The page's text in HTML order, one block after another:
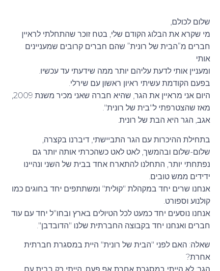
שלום לכולם,
מי שקרא את הבלוג הקודם שלי, בטח זוכר שהתחלתי לראיין
חברים מ”הבית של רונית” שהם חברים קרובים שמעניינים
אותי
ומעניין אותי לדעת עליהם יותר ממה שידעתי עד עכשיו.
בפעם הקודמת עשיתי ראיון ראשון עם שירלי.
היום אני מראיין את הגר, שהיא חברה שאני מכיר משנת 2009,
מאז שהצטרפתי ל"בית של רונית".
אגב, הגר היא הבת של רונית.
בתחילת ההיכרות עם הגר התביישתי, דיברנו בקצרה,
שלום-שלום ובהמשך, לאט לאט כשהכרתי אותה יותר גם
נפתחתי יותר, התחלנו להתארח אחד בבית של השני ונהיינו
ידידים ממש טובים.
אנחנו שרים יחד במקהלת "קולית" ומשתתפים יחד בחוגים כמו
קולנוע וספורט.
אנחנו נוסעים יחד כמעט לכל הטיולים בארץ ובחו"ל יחד עם עוד
חברים ואנחנו יחד בקבוצה החברתית שלנו "הדובדבן".
שאלה: האם לפני "הבית של רונית" היית במסגרת חברתית
אחרת?